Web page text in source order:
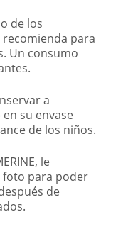
de los
para
Un consumo
a
su envase
de los niños.
le
foto para poder
de